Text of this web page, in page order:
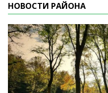
НОВОСТИ РАЙОНА